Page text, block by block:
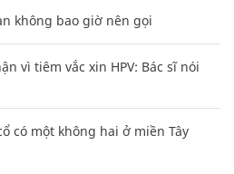
không bao giờ nên gọi
vì tiêm vắc xin HPV: Bác sĩ nói
có một không hai ở miền Tây